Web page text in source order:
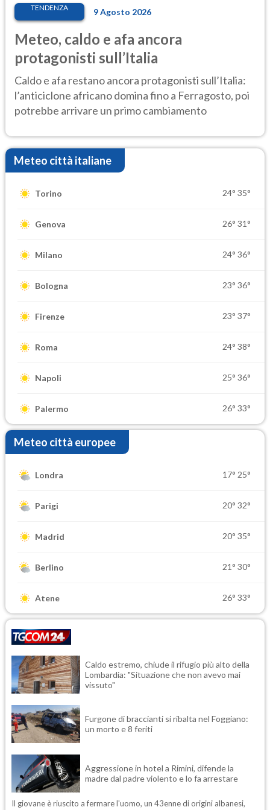
TENDENZA 9 Agosto 2026
Meteo, caldo e afa ancora
protagonisti sull’Italia
Caldo e afa restano ancora protagonisti sull’Italia:
l’anticiclone africano domina fino a Ferragosto, poi
potrebbe arrivare un primo cambiamento
Meteo città italiane
Torino 24° 35°
Genova 26° 31°
Milano 24° 36°
Bologna 23° 36°
Firenze 23° 37°
Roma 24° 38°
Napoli 25° 36°
Palermo 26° 33°
Meteo città europee
Londra 17° 25°
Parigi 20° 32°
Madrid 20° 35°
Berlino 21° 30°
Atene 26° 33°
Caldo estremo, chiude il rifugio più alto della
Lombardia: "Situazione che non avevo mai
vissuto"
Furgone di braccianti si ribalta nel Foggiano:
un morto e 8 feriti
Aggressione in hotel a Rimini, difende la
madre dal padre violento e lo fa arrestare
Il giovane è riuscito a fermare l'uomo, un 43enne di origini albanesi,